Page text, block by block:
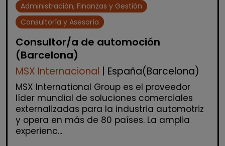
Administración, Finanzas y Gestión
Consultoría y Asesoría
Consultor/a de automoción
(Barcelona)
MSX Internacional | España(Barcelona)
MSX International Group es el proveedor
líder mundial de soluciones comerciales
externalizadas para la industria automotriz
y opera en más de 80 países. La amplia
experienc...